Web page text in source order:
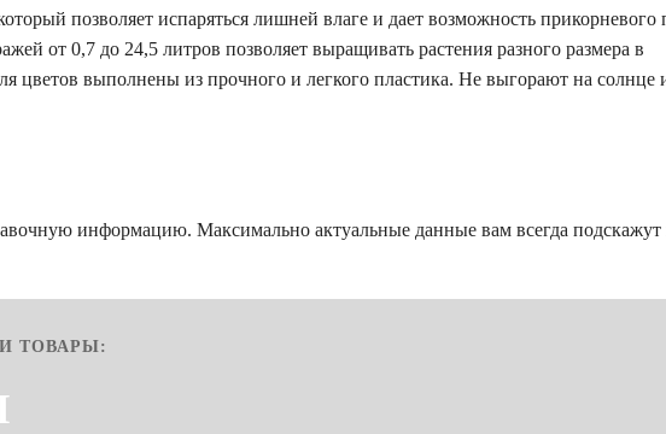
позволяет испаряться лишней влаге и дает возможность прикорневого
от 0,7 до 24,5 литров позволяет выращивать растения разного размера в
цветов выполнены из прочного и легкого пластика. Не выгорают на солнце
информацию. Максимально актуальные данные вам всегда
ТОВАРЫ: